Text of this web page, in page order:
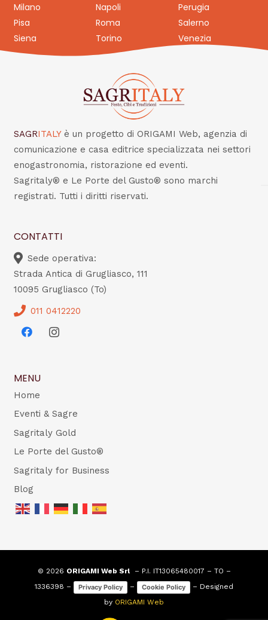
Milano
Napoli
Perugia
Pisa
Roma
Salerno
Siena
Torino Venezia
SAGRITALY è un progetto di ORIGAMI Web, agenzia di
comunicazione e casa editrice specializzata nei settori
enogastronomia, ristorazione ed eventi.
Sagritaly® e Le Porte del Gusto® sono marchi
registrati. Tutti i diritti riservati.
CONTATTI
Sede operativa:
Strada Antica di Grugliasco, 111
10095 Grugliasco (To)
011 0412220
MENU
Home
Eventi & Sagre
Sagritaly Gold
Le Porte del Gusto®
Sagritaly for Business
Blog
© 2026 ORIGAMI Web Srl– P.I. IT13065480017 – TO –
1336398 –
Privacy Policy – Cookie Policy
– Designed
by ORIGAMI Web